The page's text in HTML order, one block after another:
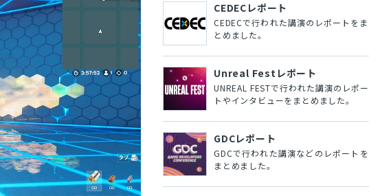
CEDECレポート
CEDECで行われた講演のレポートをま
とめました。
Unreal Festレポート
UNREAL FESTで行われた講演のレポー
トやインタビューをまとめました。
GDCレポート
GDCで行われた講演などのレポートを
まとめました。